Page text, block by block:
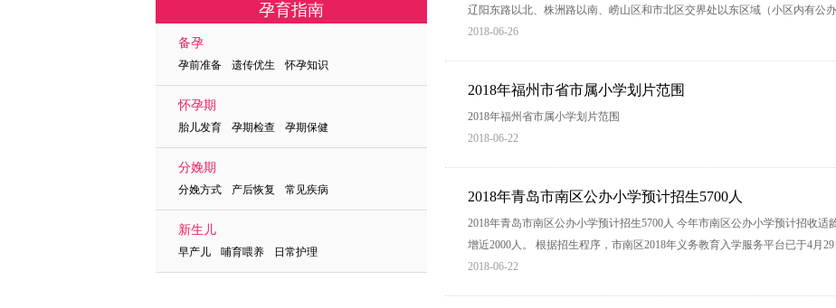
孕育指南
备孕
孕前准备 遗传优生 怀孕知识
怀孕期
胎儿发育 孕期检查 孕期保健
分娩期
分娩方式 产后恢复 常见疾病
新生儿
早产儿 哺育喂养 日常护理
辽阳东路以北、株洲路以南、崂山区和市北区交界处以东区域（小区内有公
2018-06-26
2018年福州市省市属小学划片范围
2018年福州省市属小学划片范围
2018-06-22
2018年青岛市南区公办小学预计招生5700人
2018年青岛市南区公办小学预计招生5700人 今年市南区公办小学预计招收适
增近2000人。 根据招生程序，市南区2018年义务教育入学服务平台已于4月
2018-06-22